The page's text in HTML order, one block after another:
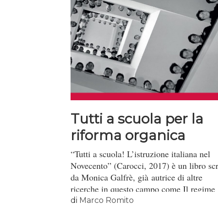
Tutti a scuola per la
riforma organica
“Tutti a scuola! L’istruzione italiana nel
Novecento” (Carocci, 2017) è un libro
da Monica Galfrè, già autrice di altre
ricerche in questo campo come Il regime
degli editori. Libri, scuola e fascismo
di Marco Romito